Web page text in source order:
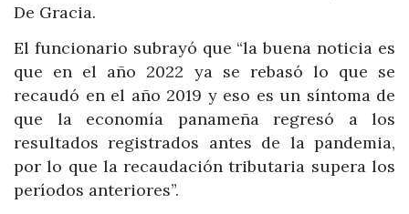
De Gracia.
El funcionario subrayó que “la buena noticia es
que en el año 2022 ya se rebasó lo que se
recaudó en el año 2019 y eso es un síntoma de
que la economía panameña regresó a los
resultados registrados antes de la pandemia,
por lo que la recaudación tributaria supera los
períodos anteriores”.